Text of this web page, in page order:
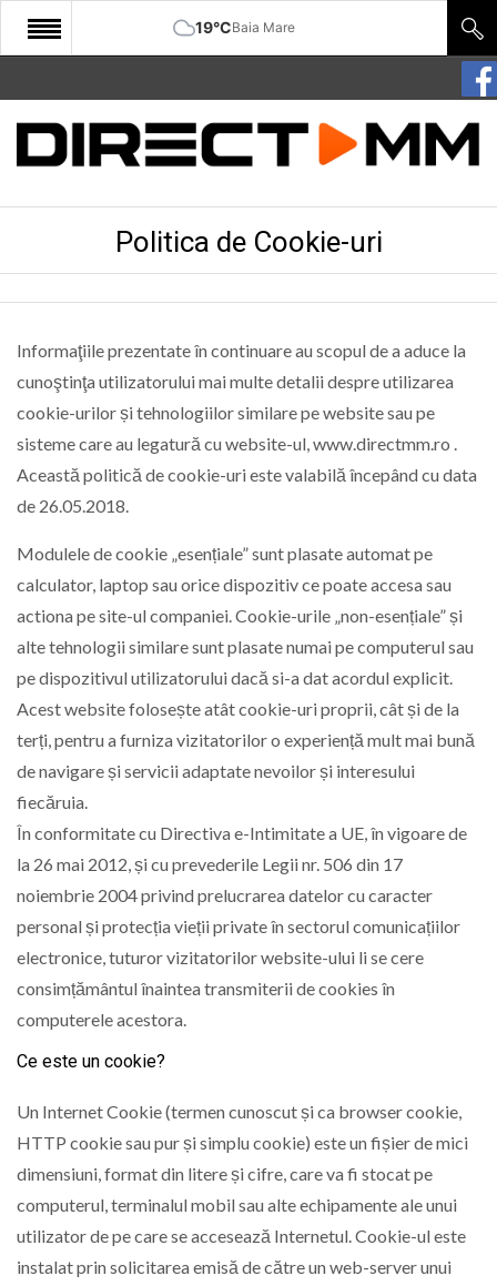
19°CBaia Mare
START
COMUNITATE
SPORT
SPECIAL
POLITIC
LIFE
Politica de Cookie-uri
Informaţiile prezentate în continuare au scopul de a aduce la
cunoştinţa utilizatorului mai multe detalii despre utilizarea
cookie-urilor și tehnologiilor similare pe website sau pe
sisteme care au legatură cu website-ul, www.directmm.ro .
Această politică de cookie-uri este valabilă începând cu data
de 26.05.2018.
Modulele de cookie „esențiale” sunt plasate automat pe
calculator, laptop sau orice dispozitiv ce poate accesa sau
actiona pe site-ul companiei. Cookie-urile „non-esențiale” și
alte tehnologii similare sunt plasate numai pe computerul sau
pe dispozitivul utilizatorului dacă si-a dat acordul explicit.
Acest website folosește atât cookie-uri proprii, cât și de la
terți, pentru a furniza vizitatorilor o experiență mult mai bună
de navigare și servicii adaptate nevoilor și interesului
fiecăruia.
În conformitate cu Directiva e-Intimitate a UE, în vigoare de
la 26 mai 2012, și cu prevederile Legii nr. 506 din 17
noiembrie 2004 privind prelucrarea datelor cu caracter
personal și protecția vieții private în sectorul comunicațiilor
electronice, tuturor vizitatorilor website-ului li se cere
consimțământul înaintea transmiterii de cookies în
computerele acestora.
Ce este un cookie?
Un Internet Cookie (termen cunoscut și ca browser cookie,
HTTP cookie sau pur și simplu cookie) este un fișier de mici
dimensiuni, format din litere și cifre, care va fi stocat pe
computerul, terminalul mobil sau alte echipamente ale unui
utilizator de pe care se accesează Internetul. Cookie-ul este
instalat prin solicitarea emisă de către un web-server unui